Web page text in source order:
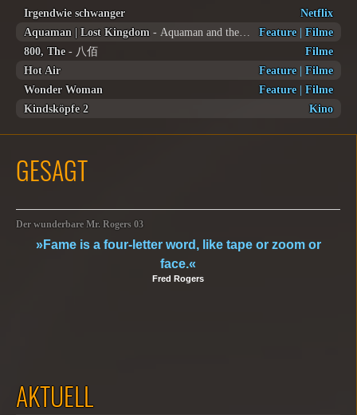
Irgendwie schwanger
Netflix
Aquaman | Lost Kingdom
Feature| Filme
800, The- 八佰
Filme
Hot Air
Feature| Filme
Wonder Woman
Feature| Filme
Kindsköpfe 2
Kino
GESAGT
Der wunderbare Mr. Rogers 03
»Fame is a four-letter word, like tape or zoom or
face.«
Fred Rogers
AKTUELL